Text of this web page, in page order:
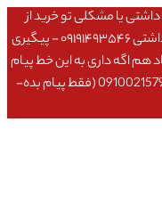
یا مشکلی تو خرید از
سایت ۰۹۱۰۹۸۰۸۵۶۵- مشکلی بعد از خریدت داشتی ۰۹۱۹۱۴۹۳۵۴۶ - پیگیری
یا پیشنهاد هم اگه داری به این خط پیام
بده مستقیم میره تو صندوق پیام مدیرعامل 09100215792 (فقط پیام بده-